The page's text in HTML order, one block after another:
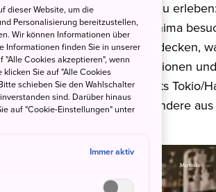
ermutigen, ein Abenteuer zu
Tokio, Kyoto oder Hiroshima
und mehr von dem entdecken,
und sehenswerte Regionen und
die internationalen Airports Tokio/
können. Touristen insbesondere aus
dieser Website, um die
Personalisierung bereitzustellen,
Wir können Informationen über
Informationen finden Sie in unserer
Cookies akzeptieren", wenn
Sie auf "Alle Cookies
schieben Sie den Wahlschalter
sind. Darüber hinaus
auf "Cookie-Einstellungen" unter
Immer aktiv